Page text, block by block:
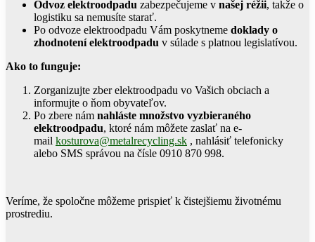
Odvoz elektroodpadu zabezpečujeme v našej réžii, takže o
logistiku sa nemusíte starať.
Po odvoze elektroodpadu Vám poskytneme doklady o
zhodnotení elektroodpadu v súlade s platnou legislatívou.
Ako to funguje:
Zorganizujte zber elektroodpadu vo Vašich obciach a
informujte o ňom obyvateľov.
Po zbere nám nahláste množstvo vyzbieraného
elektroodpadu, ktoré nám môžete zaslať na e-
mail kosturova@metalrecycling.sk , nahlásiť telefonicky
alebo SMS správou na čísle 0910 870 998.
Veríme, že spoločne môžeme prispieť k čistejšiemu životnému
prostrediu.